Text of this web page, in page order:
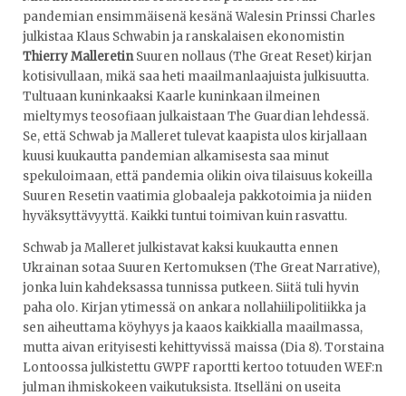
pandemian ensimmäisenä kesänä Walesin Prinssi Charles
julkistaa Klaus Schwabin ja ranskalaisen ekonomistin
Thierry MalleretinSuuren nollaus (The Great Reset) kirjan
kotisivullaan, mikä saa heti maailmanlaajuista julkisuutta.
Tultuaan kuninkaaksi Kaarle kuninkaan ilmeinen
mieltymys teosofiaan julkaistaan The Guardian lehdessä.
Se, että Schwab ja Malleret tulevat kaapista ulos kirjallaan
kuusi kuukautta pandemian alkamisesta saa minut
spekuloimaan, että pandemia olikin oiva tilaisuus kokeilla
Suuren Resetin vaatimia globaaleja pakkotoimia ja niiden
hyväksyttävyyttä. Kaikki tuntui toimivan kuin rasvattu.
Schwab ja Malleret julkistavat kaksi kuukautta ennen
Ukrainan sotaa Suuren Kertomuksen (The Great Narrative),
jonka luin kahdeksassa tunnissa putkeen. Siitä tuli hyvin
paha olo. Kirjan ytimessä on ankara nollahiilipolitiikka ja
sen aiheuttama köyhyys ja kaaos kaikkialla maailmassa,
mutta aivan erityisesti kehittyvissä maissa (Dia 8). Torstaina
Lontoossa julkistettu GWPF raportti kertoo totuuden WEF:n
julman ihmiskokeen vaikutuksista. Itselläni on useita